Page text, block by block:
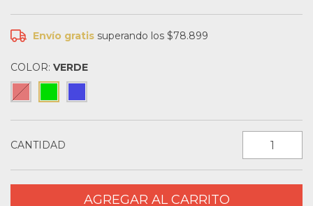
Envío gratis superando los$78.899
COLOR: VERDE
CANTIDAD